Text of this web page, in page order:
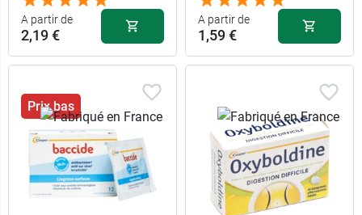
A partir de
2,19 €
A partir de
1,59 €
Prix bas